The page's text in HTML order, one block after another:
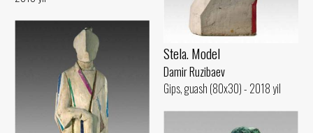
Stela. Model
Damir Ruzibaev
Gips, guash (80x30) - 2018 yil